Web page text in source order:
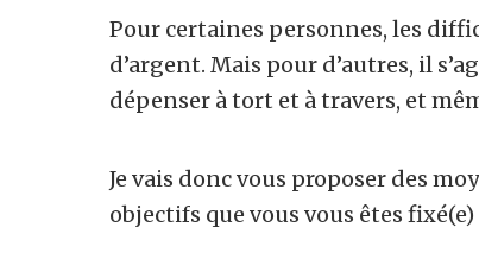
Pour certaines personnes, les
d’argent. Mais pour d’autres, il
dépenser à tort et à travers, et
Je vais donc vous proposer des
objectifs que vous vous êtes fixé(e)